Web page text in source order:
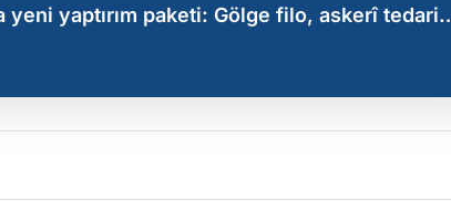
yaptırım paketi: Gölge filo, askerî tedarik